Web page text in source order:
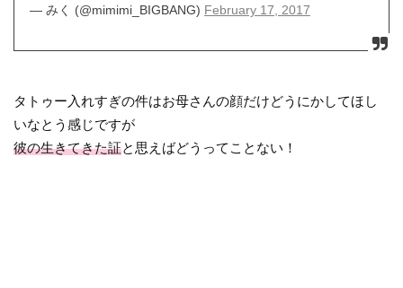
— みく (@mimimi_BIGBANG) February 17, 2017
タトゥー入れすぎの件はお母さんの顔だけどうにかしてほし
いなとう感じですが
彼の生きてきた証と思えばどうってことない！